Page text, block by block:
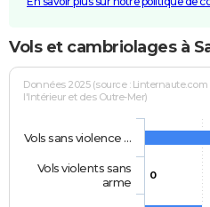
Vols et cambriolages à
Données 2025 (source :
l'Intérieur et des Outre-Mer)
0
Vols sans violence …
Vols violents sans
arme